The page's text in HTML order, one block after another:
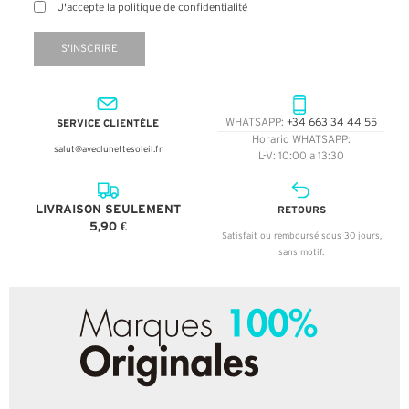
J'accepte la politique de confidentialité
S'INSCRIRE
SERVICE CLIENTÈLE
salut@aveclunettesoleil.fr
WHATSAPP: +34 663 34 44 55
Horario WHATSAPP:
L-V: 10:00 a 13:30
LIVRAISON SEULEMENT
5,90 €
RETOURS
Satisfait ou remboursé sous 30 jours,
sans motif.